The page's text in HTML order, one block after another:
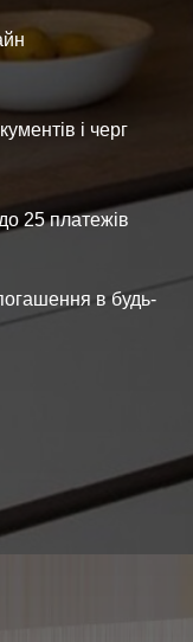
і черг
25 платежів
в будь-